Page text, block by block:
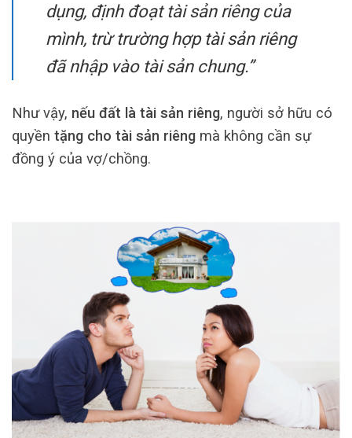
dụng, định đoạt tài sản riêng của
mình, trừ trường hợp tài sản riêng
đã nhập vào tài sản chung.”
Như vậy, nếu đất là tài sản riêng, người sở hữu có
quyền tặng cho tài sản riêng mà không cần sự
đồng ý của vợ/chồng.